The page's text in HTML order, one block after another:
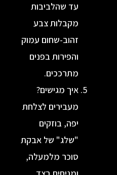
עד שהלביבות
מקבלות צבע
זהוב-שחום עמוק
והפירות בפנים
איך מגישים?
מעבירים לצלחת
"שלג" של אבקת
סוכר מלמעלה,